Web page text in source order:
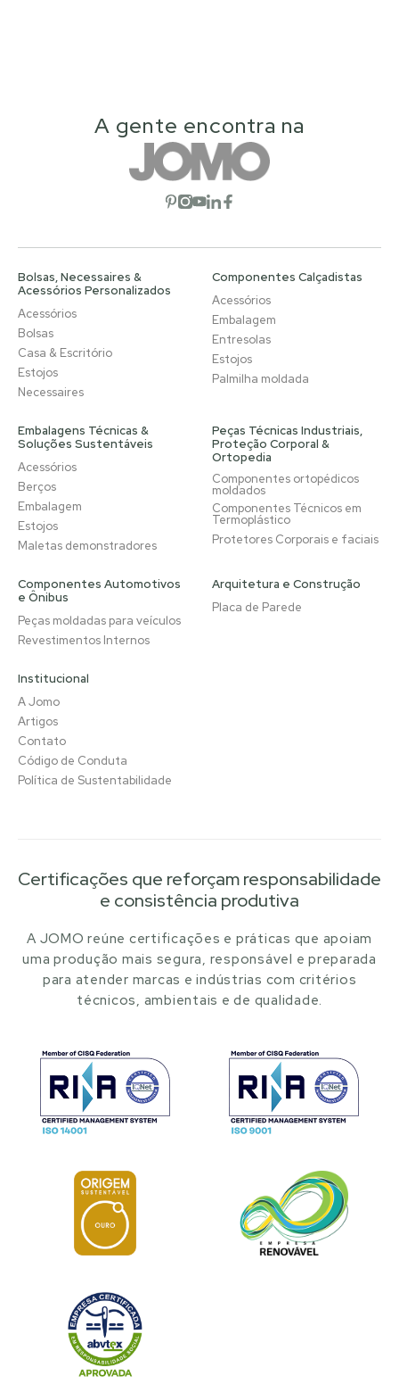
A gente encontra na
Abrir rede social
Abrir rede social
Abrir rede social
Abrir rede social
Abrir rede social
Bolsas, Necessaires &
Acessórios Personalizados
Acessórios
Bolsas
Casa & Escritório
Estojos
Necessaires
Componentes Calçadistas
Acessórios
Embalagem
Entresolas
Estojos
Palmilha moldada
Embalagens Técnicas &
Soluções Sustentáveis
Acessórios
Berços
Embalagem
Estojos
Maletas demonstradores
Peças Técnicas Industriais,
Proteção Corporal &
Ortopedia
Componentes ortopédicos
moldados
Componentes Técnicos em
Termoplástico
Protetores Corporais e faciais
Componentes Automotivos
e Ônibus
Peças moldadas para veículos
Revestimentos Internos
Arquitetura e Construção
Placa de Parede
Institucional
A Jomo
Artigos
Contato
Código de Conduta
Política de Sustentabilidade
Certificações que reforçam responsabilidade
e consistência produtiva
A JOMO reúne certificações e práticas que apoiam
uma produção mais segura, responsável e preparada
para atender marcas e indústrias com critérios
técnicos, ambientais e de qualidade.